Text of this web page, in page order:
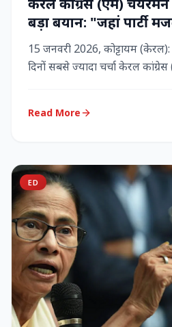
बड़ा बयान: "जहां पार्टी
बनी रहेगी" – LDF के साथ
15 जनवरी 2026, कोट्टायम
दिनों सबसे ज्यादा चर्चा केरल
Read More
ED